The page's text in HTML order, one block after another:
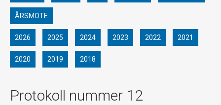
ÅRSMÖTE
2026 2025 2024 2023 2022 2021
2020 2019 2018
Protokoll nummer 12